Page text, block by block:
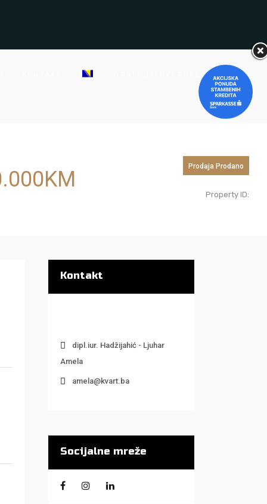
OPŠTI USLOVI POSLOVANJA
KM
Prodaja Prodano
Property ID:
Kontakt
dipl.iur. Hadžijahić - Ljuhar
Amela
amela@kvart.ba
Socijalne mreže